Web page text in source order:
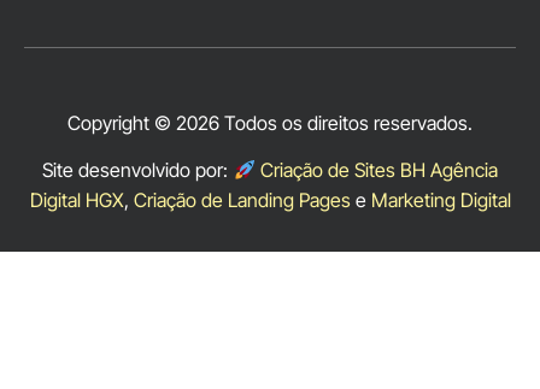
Copyright © 2026 Todos os direitos reservados.
Site desenvolvido por:
Criação de Sites BH Agência
Digital HGX, Criação de Landing Pagese Marketing Digital